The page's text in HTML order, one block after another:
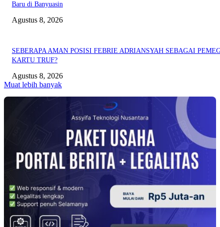
Baru di Banyuasin
Agustus 8, 2026
SEBERAPA AMAN POSISI FEBRIE ADRIANSYAH SEBAGAI
KARTU TRUF?
Agustus 8, 2026
Muat lebih banyak